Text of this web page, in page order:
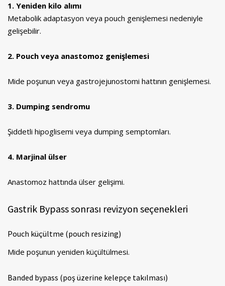
1. Yeniden kilo alımı
Metabolik adaptasyon veya pouch genişlemesi nedeniyle
gelişebilir.
2. Pouch veya anastomoz genişlemesi
Mide poşunun veya gastrojejunostomi hattının genişlemesi.
3. Dumping sendromu
Şiddetli hipoglisemi veya dumping semptomları.
4. Marjinal ülser
Anastomoz hattında ülser gelişimi.
Gastrik Bypass sonrası revizyon seçenekleri
Pouch küçültme (pouch resizing)
Mide poşunun yeniden küçültülmesi.
Banded bypass (poş üzerine kelepçe takılması)